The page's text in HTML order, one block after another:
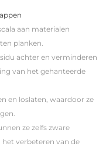
aan materialen
planken.
achter en verminderen
van het gehanteerde
en loslaten, waardoor ze
ze zelfs zware
verbeteren van de